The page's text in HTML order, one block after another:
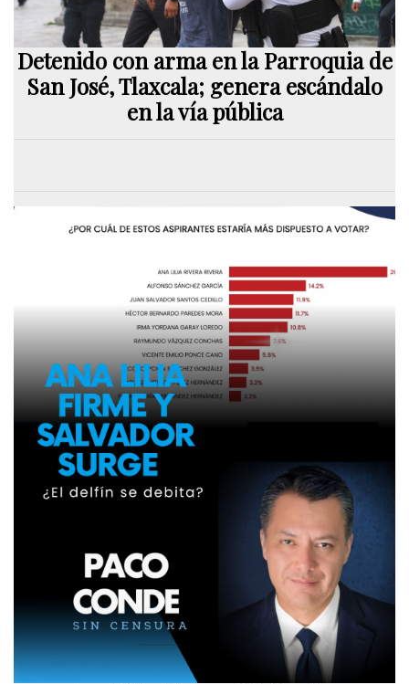
Detenido con arma en la Parroquia de
San José, Tlaxcala; genera escándalo
en la vía pública